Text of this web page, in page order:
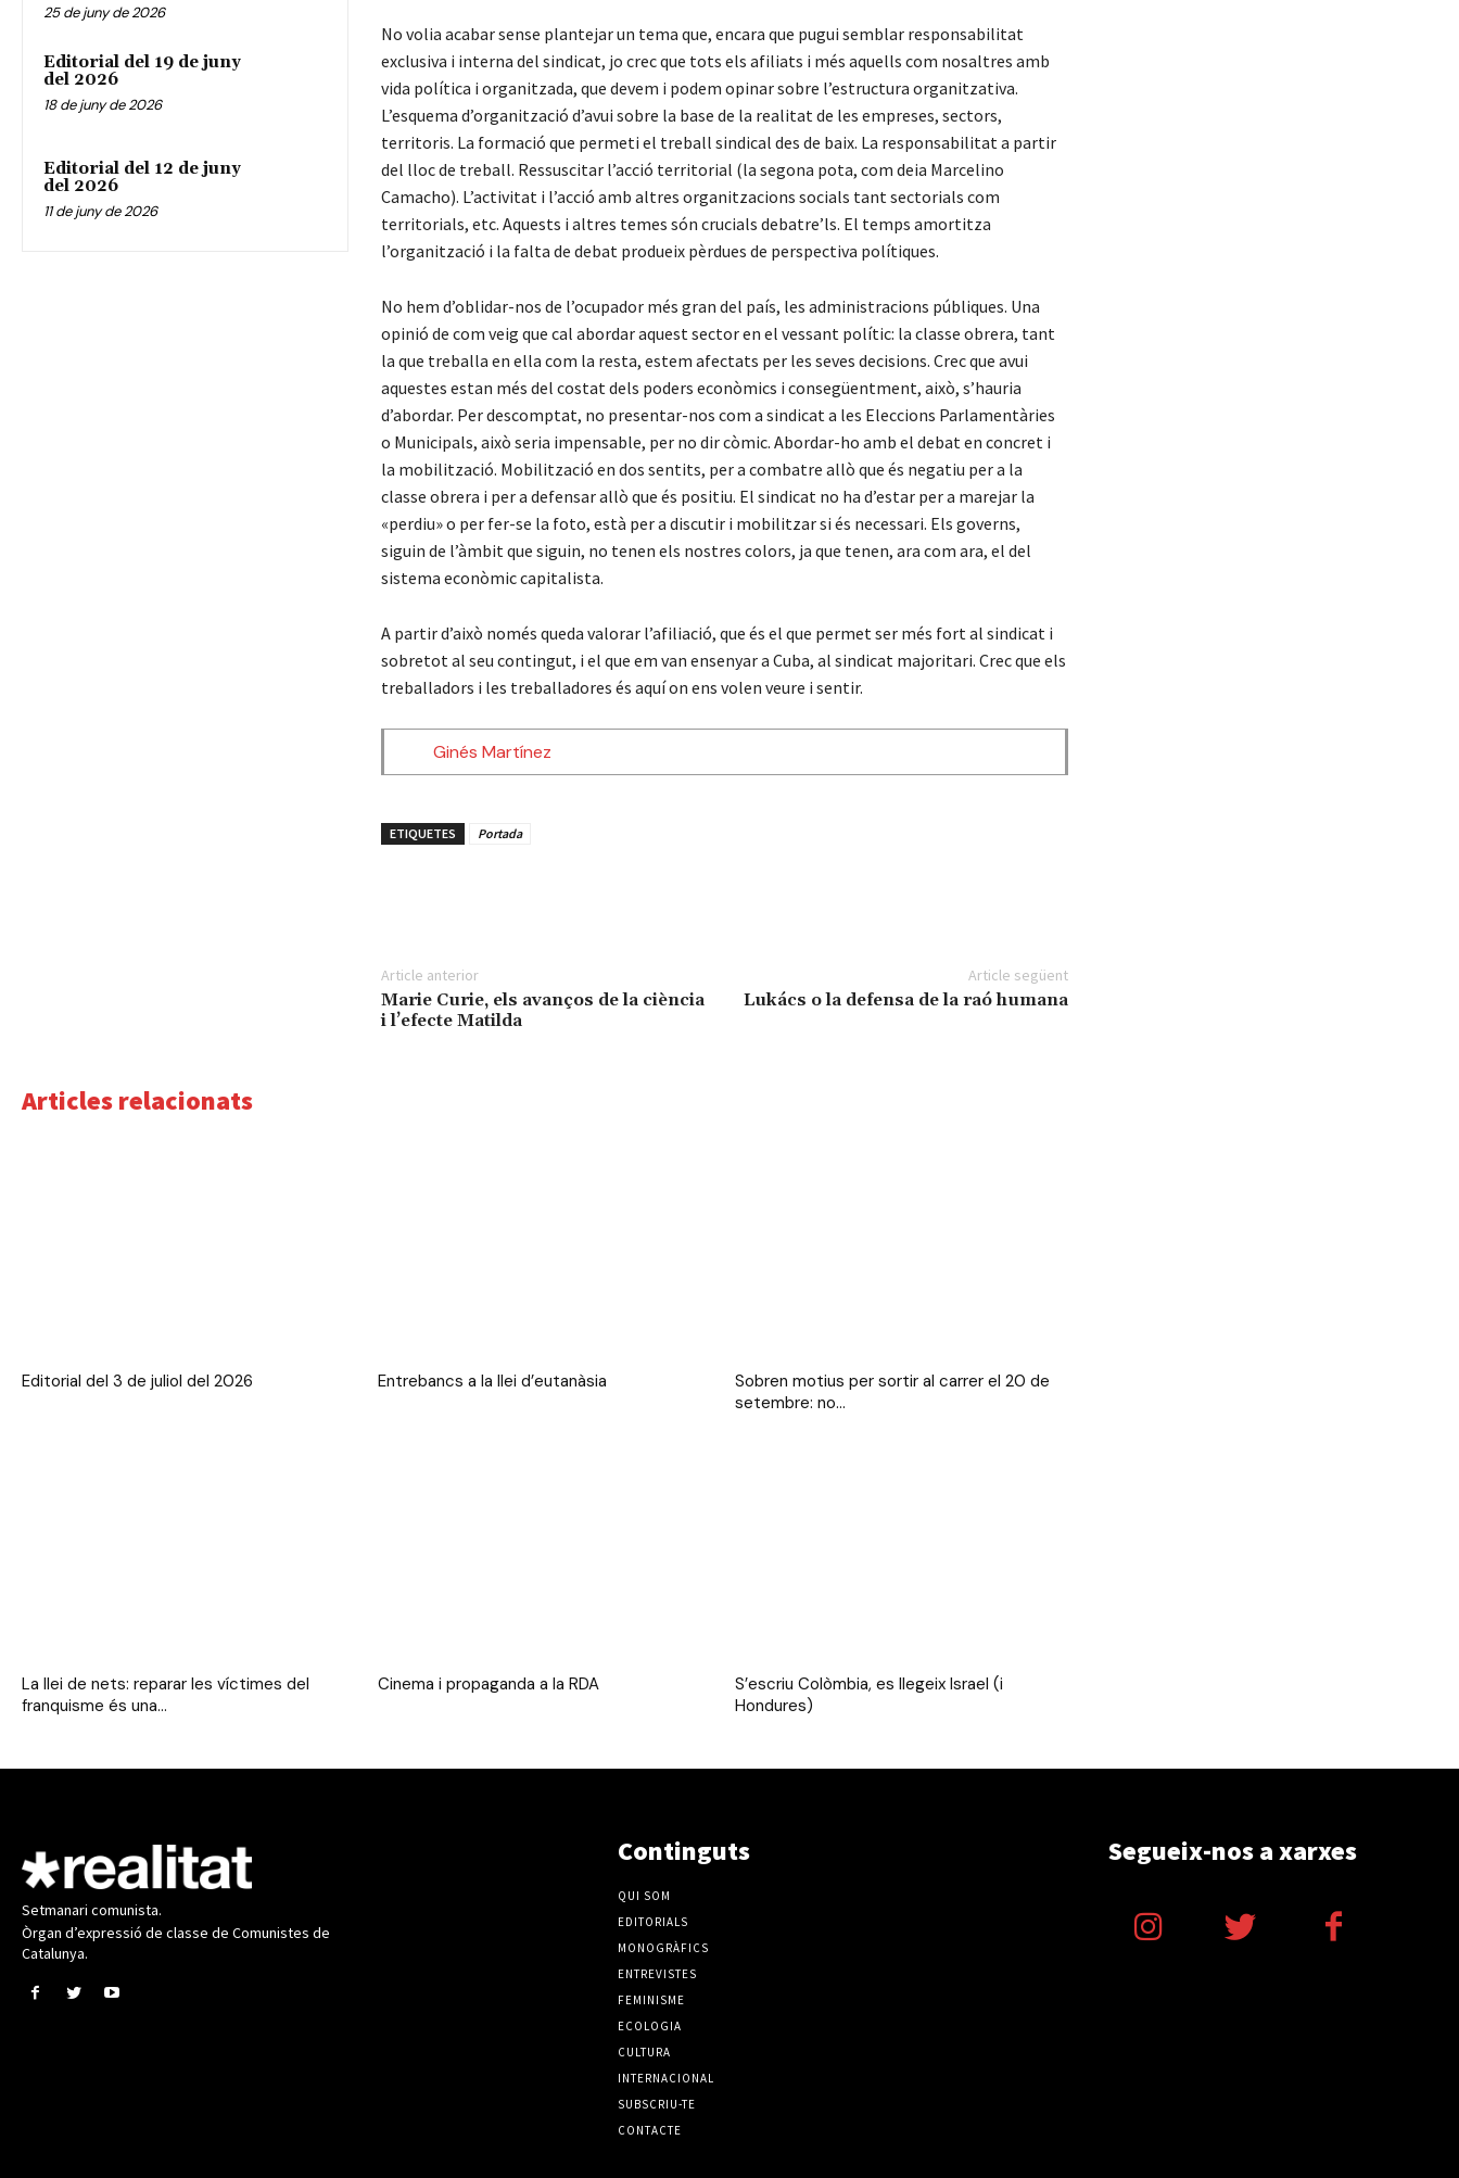
25 de juny de 2026
Editorial del 19 de juny
del 2026
18 de juny de 2026
Editorial del 12 de juny
del 2026
11 de juny de 2026
No volia acabar sense plantejar un tema que, encara que pugui semblar responsabilitat
exclusiva i interna del sindicat, jo crec que tots els afiliats i més aquells com nosaltres amb
vida política i organitzada, que devem i podem opinar sobre l’estructura organitzativa.
L’esquema d’organització d’avui sobre la base de la realitat de les empreses, sectors,
territoris. La formació que permeti el treball sindical des de baix. La responsabilitat a partir
del lloc de treball. Ressuscitar l’acció territorial (la segona pota, com deia Marcelino
Camacho). L’activitat i l’acció amb altres organitzacions socials tant sectorials com
territorials, etc. Aquests i altres temes són crucials debatre’ls. El temps amortitza
l’organització i la falta de debat produeix pèrdues de perspectiva polítiques.
No hem d’oblidar-nos de l’ocupador més gran del país, les administracions públiques. Una
opinió de com veig que cal abordar aquest sector en el vessant polític: la classe obrera, tant
la que treballa en ella com la resta, estem afectats per les seves decisions. Crec que avui
aquestes estan més del costat dels poders econòmics i consegüentment, això, s’hauria
d’abordar. Per descomptat, no presentar-nos com a sindicat a les Eleccions Parlamentàries
o Municipals, això seria impensable, per no dir còmic. Abordar-ho amb el debat en concret i
la mobilització. Mobilització en dos sentits, per a combatre allò que és negatiu per a la
classe obrera i per a defensar allò que és positiu. El sindicat no ha d’estar per a marejar la
«perdiu» o per fer-se la foto, està per a discutir i mobilitzar si és necessari. Els governs,
siguin de l’àmbit que siguin, no tenen els nostres colors, ja que tenen, ara com ara, el del
sistema econòmic capitalista.
A partir d’això només queda valorar l’afiliació, que és el que permet ser més fort al sindicat i
sobretot al seu contingut, i el que em van ensenyar a Cuba, al sindicat majoritari. Crec que els
treballadors i les treballadores és aquí on ens volen veure i sentir.
Ginés Martínez
ETIQUETES Portada
Article anterior
Marie Curie, els avanços de la ciència
i l’efecte Matilda
Article següent
Lukács o la defensa de la raó humana
Articles relacionats
Editorial del 3 de juliol del 2026 Entrebancs a la llei d’eutanàsia
Sobren motius per sortir al carrer el 20 de
setembre: no...
La llei de nets: reparar les víctimes del
franquisme és una...
Cinema i propaganda a la RDA
S’escriu Colòmbia, es llegeix Israel (i
Hondures)
Setmanari comunista.
Òrgan d’expressió de classe de Comunistes de
Catalunya.
Continguts
QUI SOM
EDITORIALS
MONOGRÀFICS
ENTREVISTES
FEMINISME
ECOLOGIA
CULTURA
INTERNACIONAL
SUBSCRIU-TE
CONTACTE
Segueix-nos a xarxes